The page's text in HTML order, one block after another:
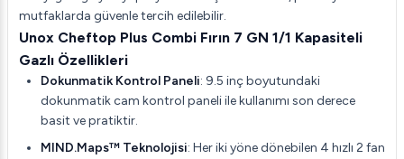
mutfaklarda güvenle tercih edilebilir.
Unox Cheftop Plus Combi Fırın 7 GN 1/1 Kapasiteli
Gazlı Özellikleri
Dokunmatik Kontrol Paneli: 9.5 inç boyutundaki
dokunmatik cam kontrol paneli ile kullanımı son derece
basit ve pratiktir.
MIND.Maps™ Teknolojisi: Her iki yöne dönebilen 4 hızlı 2 fan